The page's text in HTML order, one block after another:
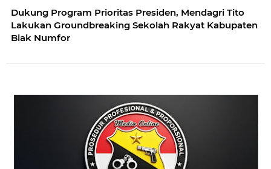
Dukung Program Prioritas Presiden, Mendagri Tito
Lakukan Groundbreaking Sekolah Rakyat Kabupaten
Biak Numfor